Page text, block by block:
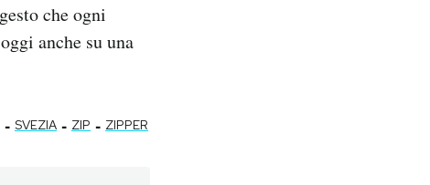
che ogni
anche su una
- SVEZIA - ZIP - ZIPPER